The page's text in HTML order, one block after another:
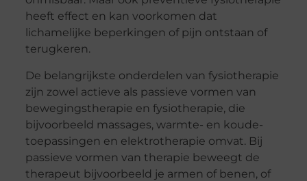
heeft effect en kan voorkomen dat
lichamelijke beperkingen of pijn ontstaan of
terugkeren.
De belangrijkste onderdelen van fysiotherapie
zijn zowel actieve als passieve vormen van
bewegingstherapie en fysiotherapie, die
bijvoorbeeld massages, warmte- en koude-
toepassingen en elektrotherapie omvat. Bij
passieve vormen van therapie beweegt de
therapeut bijvoorbeeld je armen of benen, of